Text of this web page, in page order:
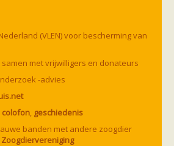
op vleermuisexcursie
een detector
leven
(VLEN) voor bescherming van
met vrijwilligers en donateurs
-advies
colofon geschiedenis
banden met andere zoogdier
Zoogdiervereniging